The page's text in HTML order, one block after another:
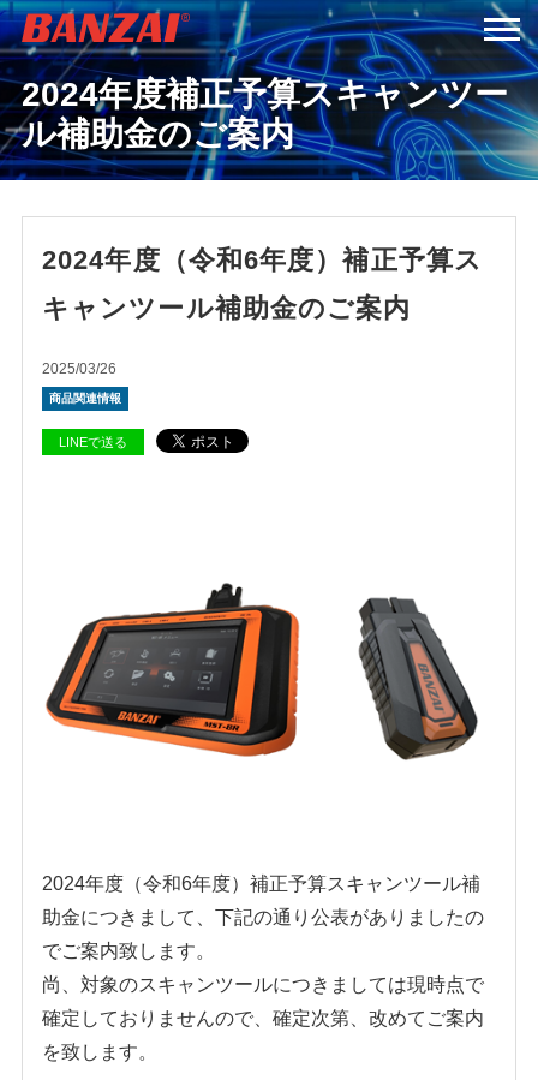
HOME
商品情報
会社案内
採用情報
2024年度補正予算スキャンツー
ル補助金のご案内
2024年度（令和6年度）補正予算ス
キャンツール補助金のご案内
2025/03/26
商品関連情報
LINEで送る
2024年度（令和6年度）補正予算スキャンツール補
助金につきまして、下記の通り公表がありましたの
でご案内致します。
尚、対象のスキャンツールにつきましては現時点で
確定しておりませんので、確定次第、改めてご案内
を致します。